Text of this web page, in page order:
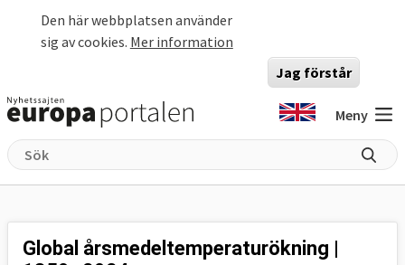
Den här webbplatsen använder
sig av cookies. Mer information
Jag förstår
Meny